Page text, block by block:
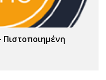
Πιστοποιημένη